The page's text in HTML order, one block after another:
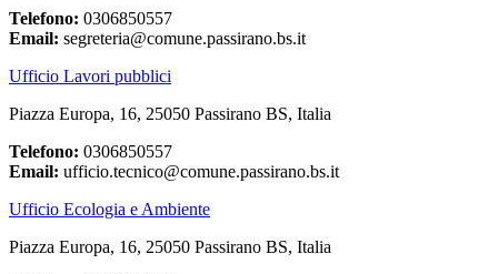
Telefono: 0306850557
Email: segreteria@comune.passirano.bs.it
Ufficio Lavori pubblici
Piazza Europa, 16, 25050 Passirano BS, Italia
Telefono: 0306850557
Email: ufficio.tecnico@comune.passirano.bs.it
Ufficio Ecologia e Ambiente
Piazza Europa, 16, 25050 Passirano BS, Italia